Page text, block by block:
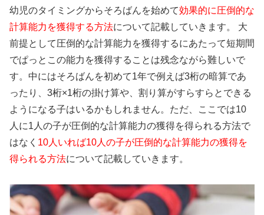
幼児のタイミングからそろばんを始めて効果的に圧倒的な
計算能力を獲得する方法について記載していきます。 大
前提として圧倒的な計算能力を獲得するにあたって短期間
でぱっとこの能力を獲得することは残念ながら難しいで
す。中にはそろばんを初めて1年で例えば3桁の暗算であ
ったり、3桁×1桁の掛け算や、割り算がすらすらとできる
ようになる子はいるかもしれません。ただ、ここでは10
人に1人の子が圧倒的な計算能力の獲得を得られる方法で
はなく 10人いれば10人の子が圧倒的な計算能力の獲得を
得られる方法について記載していきます。